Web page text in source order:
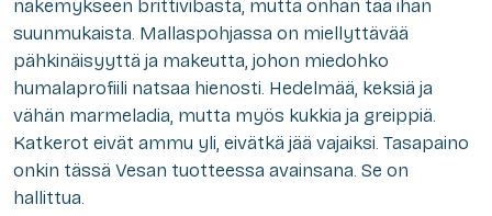
näkemykseen brittivibasta, mutta onhan tää ihan
suunmukaista. Mallaspohjassa on miellyttävää
pähkinäisyyttä ja makeutta, johon miedohko
humalaprofiili natsaa hienosti. Hedelmää, keksiä ja
vähän marmeladia, mutta myös kukkia ja greippiä.
Katkerot eivät ammu yli, eivätkä jää vajaiksi. Tasapaino
onkin tässä Vesan tuotteessa avainsana. Se on
hallittua.